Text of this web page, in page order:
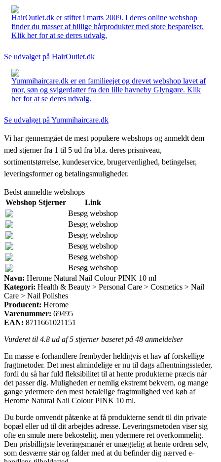
HairOutlet.dk er stiftet i marts 2009. I deres online webshop
finder du masser af billige hårprodukter med store besparelser.
Klik her for at se deres udvalg.
Se udvalget på HairOutlet.dk
Yummihaircare.dk er en familieejet og drevet webshop lavet af
mor, søn og svigerdatter fra den lille havneby Glyngøre. Klik
her for at se deres udvalg.
Se udvalget på Yummihaircare.dk
Vi har gennemgået de mest populære webshops og anmeldt dem
med stjerner fra 1 til 5 ud fra bl.a. deres prisniveau,
sortimentstørrelse, kundeservice, brugervenlighed, betingelser,
leveringsformer og betalingsmuligheder.
Bedst anmeldte webshops
Webshop Stjerner
Link
Besøg webshop
Besøg webshop
Besøg webshop
Besøg webshop
Besøg webshop
Besøg webshop
Navn: Herome Natural Nail Colour PINK 10 ml
Kategori: Health & Beauty > Personal Care > Cosmetics > Nail
Care > Nail Polishes
Producent: Herome
Varenummer: 69495
EAN: 8711661021151
Vurderet til 4.8 ud af 5 stjerner baseret på 48 anmeldelser
En masse e-forhandlere frembyder heldigvis et hav af forskellige
fragtmetoder. Det mest almindelige er nu til dags afhentningssteder,
fordi du så har fuld fleksibilitet til at hente produkterne præcis når
det passer dig. Muligheden er nemlig ekstremt bekvem, og mange
gange ydermere den mest betalelige fragtmulighed ved køb af
Herome Natural Nail Colour PINK 10 ml.
Du burde omvendt påtænke at få produkterne sendt til din private
bopæl eller ud til dit arbejdes adresse. Leveringsmetoden viser sig
ofte en smule mere bekostelig, men ydermere ret overkommelig.
Den prisbilligste leveringsmanér er unægtelig at hente ordren selv,
som desværre står og falder med at du befinder dig nærved e-